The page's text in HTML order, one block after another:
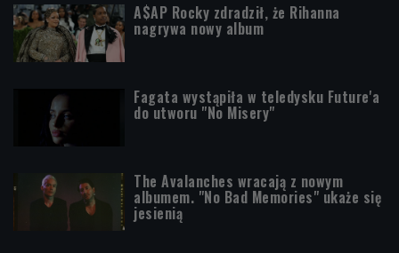
A$AP Rocky zdradził, że Rihanna
nagrywa nowy album
Fagata wystąpiła w teledysku Future'a
do utworu "No Misery"
The Avalanches wracają z nowym
albumem. "No Bad Memories" ukaże się
jesienią